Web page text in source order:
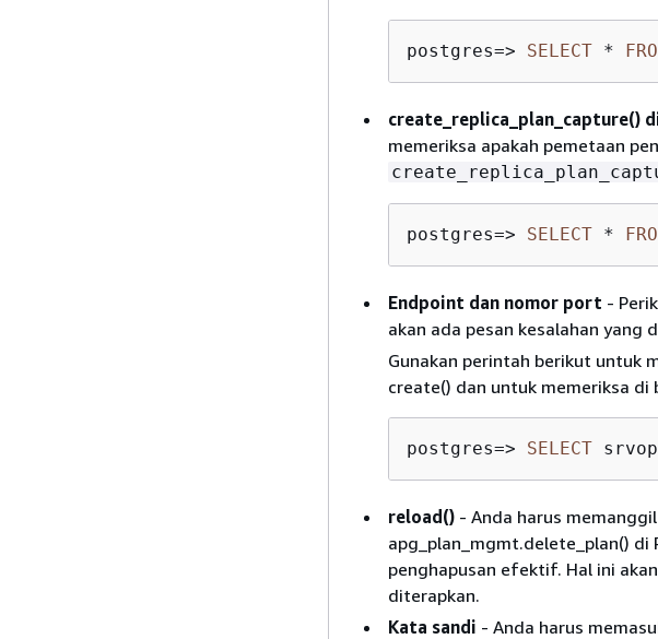
postgres=> SELECT *
create_replica_plan_capture()
memeriksa apakah pemetaan
postgres=> SELECT *
Endpoint dan nomor port -
akan ada pesan kesalahan yang
Gunakan perintah berikut untuk
create() dan untuk memeriksa
postgres=> SELECT
reload() - Anda harus
apg_plan_mgmt.delete_plan()
penghapusan efektif. Hal ini
diterapkan.
Kata sandi - Anda harus